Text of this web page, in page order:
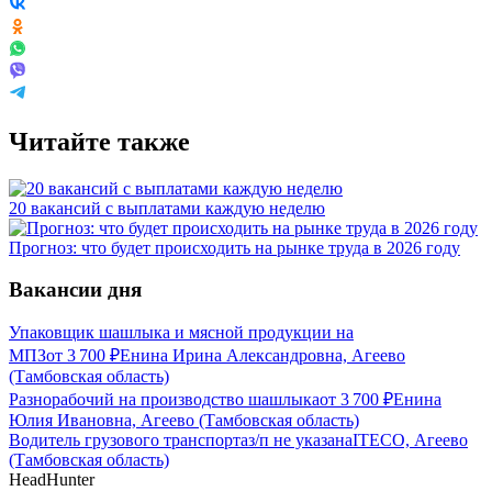
Читайте также
20 вакансий с выплатами каждую неделю
Прогноз: что будет происходить на рынке труда в 2026 году
Вакансии дня
Упаковщик шашлыка и мясной продукции на
МПЗот 3 700 ₽Енина Ирина Александровна, Агеево
(Тамбовская область)
Разнорабочий на производство шашлыкаот 3 700 ₽Енина
Юлия Ивановна, Агеево (Тамбовская область)
Водитель грузового транспортаз/п не указанаITECO, Агеево
(Тамбовская область)
HeadHunter